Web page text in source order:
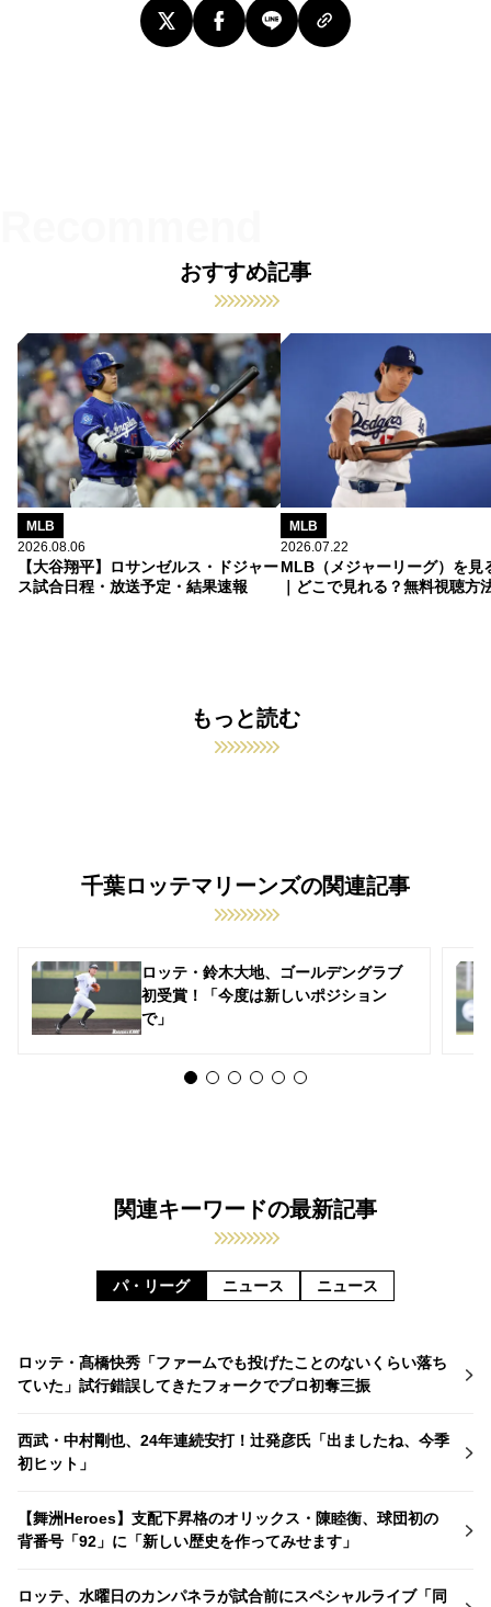
おすすめ記事
MLB
2026.08.06
【大谷翔平】ロサンゼルス・ドジャー
ス試合日程・放送予定・結果速報
MLB
2026.07.22
MLB（メジャーリーグ）を見
｜どこで見れる？無料視聴方
もっと読む
千葉ロッテマリーンズの関連記事
ロッテ・鈴木大地、ゴールデングラブ
初受賞！「今度は新しいポジション
で」
関連キーワードの最新記事
パ・リーグ ニュース ニュース
ロッテ・髙橋快秀「ファームでも投げたことのないくらい落ち
ていた」試行錯誤してきたフォークでプロ初奪三振
西武・中村剛也、24年連続安打！辻発彦氏「出ましたね、今季
初ヒット」
【舞洲Heroes】支配下昇格のオリックス・陳睦衡、球団初の
背番号「92」に「新しい歴史を作ってみせます」
ロッテ、水曜日のカンパネラが試合前にスペシャルライブ「同